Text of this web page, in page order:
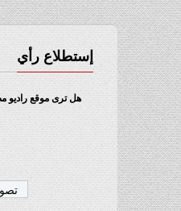
إستطلاع رأي
هل ترى موقع راديو